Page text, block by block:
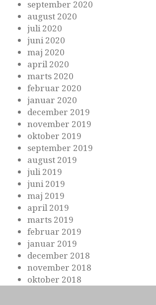
september 2020
august 2020
juli 2020
juni 2020
maj 2020
april 2020
marts 2020
februar 2020
januar 2020
december 2019
november 2019
oktober 2019
september 2019
august 2019
juli 2019
juni 2019
maj 2019
april 2019
marts 2019
februar 2019
januar 2019
december 2018
november 2018
oktober 2018